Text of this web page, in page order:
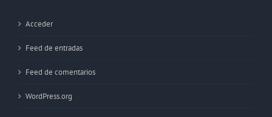
Acceder
Feed de entradas
Feed de comentarios
WordPress.org